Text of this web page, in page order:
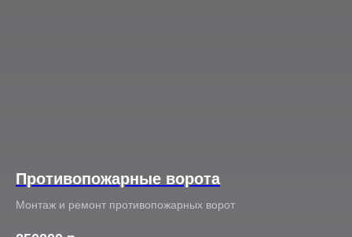
Противопожарные ворота
Монтаж и ремонт противопожарных ворот